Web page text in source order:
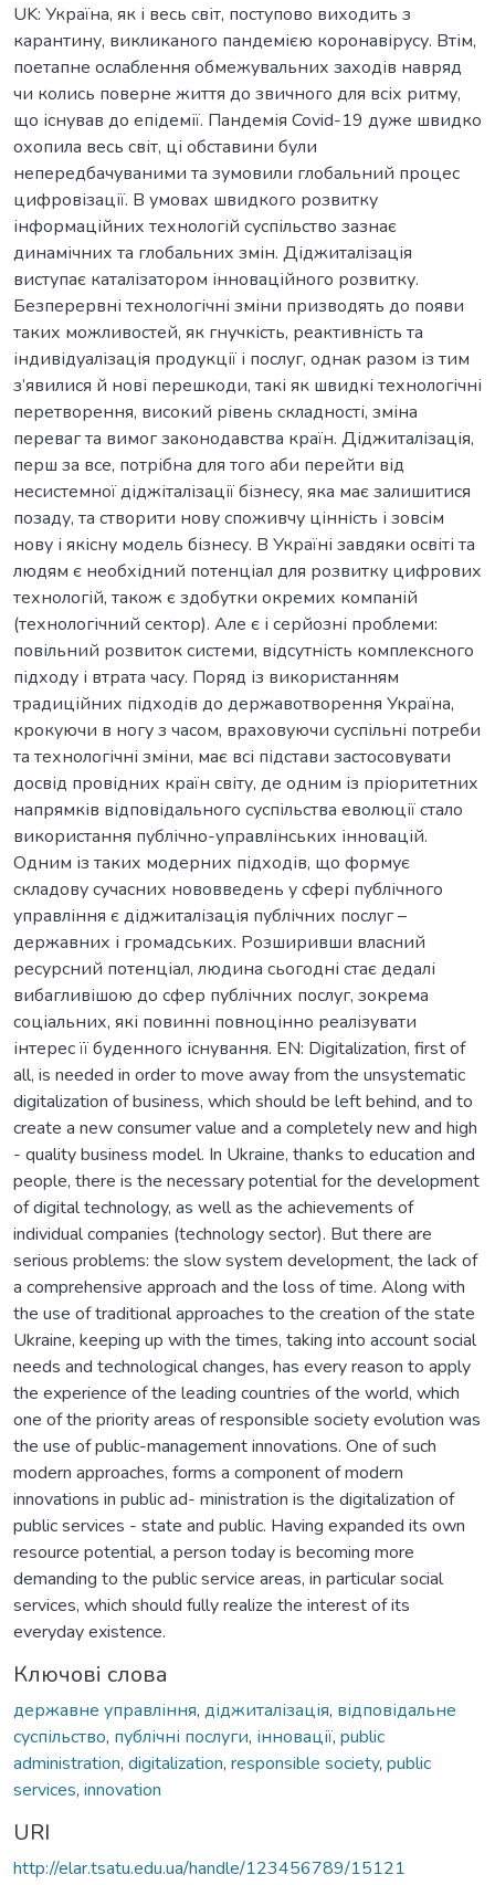
UK: Україна, як і весь світ, поступово виходить з
карантину, викликаного пандемією коронавірусу. Втім,
поетапне ослаблення обмежувальних заходів навряд
чи колись поверне життя до звичного для всіх ритму,
що існував до епідемії. Пандемія Covid-19 дуже швидко
охопила весь світ, ці обставини були
непередбачуваними та зумовили глобальний процес
цифровізації. В умовах швидкого розвитку
інформаційних технологій суспільство зазнає
динамічних та глобальних змін. Діджиталізація
виступає каталізатором інноваційного розвитку.
Безперервні технологічні зміни призводять до появи
таких можливостей, як гнучкість, реактивність та
індивідуалізація продукції і послуг, однак разом із тим
з’явилися й нові перешкоди, такі як швидкі технологічні
перетворення, високий рівень складності, зміна
переваг та вимог законодавства країн. Діджиталізація,
перш за все, потрібна для того аби перейти від
несистемної діджіталізації бізнесу, яка має залишитися
позаду, та створити нову споживчу цінність і зовсім
нову і якісну модель бізнесу. В Україні завдяки освіті та
людям є необхідний потенціал для розвитку цифрових
технологій, також є здобутки окремих компаній
(технологічний сектор). Але є і серйозні проблеми:
повільний розвиток системи, відсутність комплексного
підходу і втрата часу. Поряд із використанням
традиційних підходів до державотворення Україна,
крокуючи в ногу з часом, враховуючи суспільні потреби
та технологічні зміни, має всі підстави застосовувати
досвід провідних країн світу, де одним із пріоритетних
напрямків відповідального суспільства еволюції стало
використання публічно-управлінських інновацій.
Одним із таких модерних підходів, що формує
складову сучасних нововведень у сфері публічного
управління є діджиталізація публічних послуг –
державних і громадських. Розширивши власний
ресурсний потенціал, людина сьогодні стає дедалі
вибагливішою до сфер публічних послуг, зокрема
соціальних, які повинні повноцінно реалізувати
інтерес її буденного існування. EN: Digitalization, first of
all, is needed in order to move away from the unsystematic
digitalization of business, which should be left behind, and to
create a new consumer value and a completely new and high
- quality business model. In Ukraine, thanks to education and
people, there is the necessary potential for the development
of digital technology, as well as the achievements of
individual companies (technology sector). But there are
serious problems: the slow system development, the lack of
a comprehensive approach and the loss of time. Along with
the use of traditional approaches to the creation of the state
Ukraine, keeping up with the times, taking into account social
needs and technological changes, has every reason to apply
the experience of the leading countries of the world, which
one of the priority areas of responsible society evolution was
the use of public-management innovations. One of such
modern approaches, forms a component of modern
innovations in public ad- ministration is the digitalization of
public services - state and public. Having expanded its own
resource potential, a person today is becoming more
demanding to the public service areas, in particular social
services, which should fully realize the interest of its
everyday existence.
Ключові слова
державне управління, діджиталізація, відповідальне
суспільство, публічні послуги, інновації, public
administration, digitalization, responsible society, public
services, innovation
URI
http://elar.tsatu.edu.ua/handle/123456789/15121